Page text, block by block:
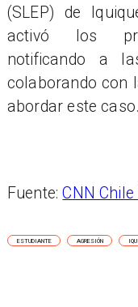
(SLEP) de
activó los
notificando a
colaborando con
abordar este caso.
Fuente:CNN
ESTUDIANTE AGRESIÓN